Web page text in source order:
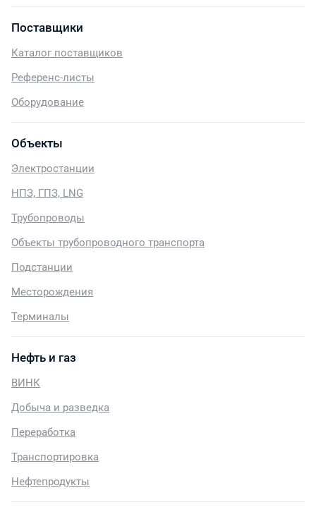
Поставщики
Каталог поставщиков
Референс-листы
Оборудование
Объекты
Электростанции
НПЗ, ГПЗ, LNG
Трубопроводы
Объекты трубопроводного транспорта
Подстанции
Месторождения
Терминалы
Нефть и газ
ВИНК
Добыча и разведка
Переработка
Транспортировка
Нефтепродукты